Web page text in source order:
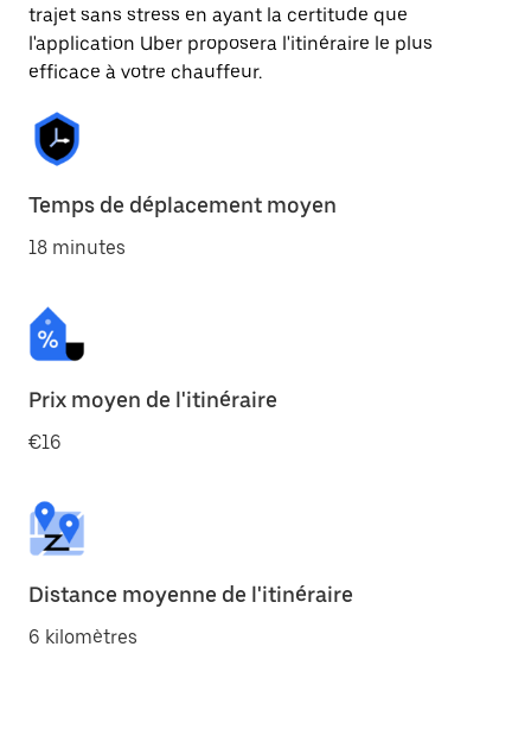
trajet sans stress en ayant la certitude que
l'application Uber proposera l'itinéraire le plus
efficace à votre chauffeur.
Temps de déplacement moyen
18 minutes
Prix moyen de l'itinéraire
€16
Distance moyenne de l'itinéraire
6 kilomètres